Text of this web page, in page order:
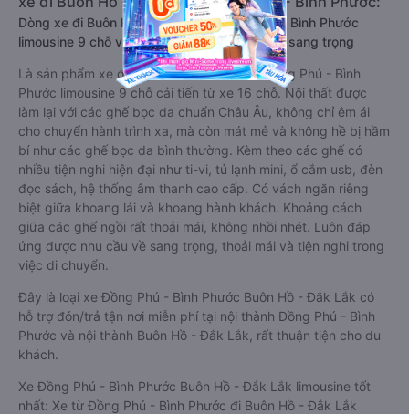
Dòng xe đi Buôn Hồ - Đắk Lắk từ Đồng Phú - Bình Phước
limousine 9 chỗ vip, chất lượng cao: Tiện lợi, sang trọng
Là sản phẩm xe đi Buôn Hồ - Đắk Lắk từ Đồng Phú - Bình
Phước limousine 9 chỗ cải tiến từ xe 16 chỗ. Nội thất được
làm lại với các ghế bọc da chuẩn Châu Âu, không chỉ êm ái
cho chuyến hành trình xa, mà còn mát mẻ và không hề bị hầm
bí như các ghế bọc da bình thường. Kèm theo các ghế có
nhiều tiện nghi hiện đại như ti-vi, tủ lạnh mini, ổ cắm usb, đèn
đọc sách, hệ thống âm thanh cao cấp. Có vách ngăn riêng
biệt giữa khoang lái và khoang hành khách. Khoảng cách
giữa các ghế ngồi rất thoải mái, không nhồi nhét. Luôn đáp
ứng được nhu cầu về sang trọng, thoải mái và tiện nghi trong
việc di chuyển.
Đây là loại xe Đồng Phú - Bình Phước Buôn Hồ - Đắk Lắk có
hỗ trợ đón/trả tận nơi miễn phí tại nội thành Đồng Phú - Bình
Phước và nội thành Buôn Hồ - Đắk Lắk, rất thuận tiện cho du
khách.
Xe Đồng Phú - Bình Phước Buôn Hồ - Đắk Lắk limousine tốt
nhất: Xe từ Đồng Phú - Bình Phước đi Buôn Hồ - Đắk Lắk